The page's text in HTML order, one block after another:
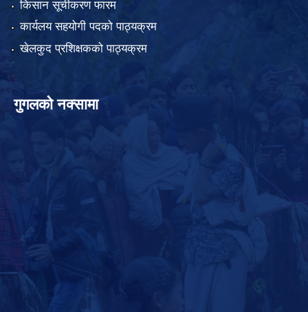
किसान सूचीकरण फारम
कार्यलय सहयोगी पदको पाठ्यक्रम
खेलकुद प्रशिक्षकको पाठ्यक्रम
गुगलको नक्सामा